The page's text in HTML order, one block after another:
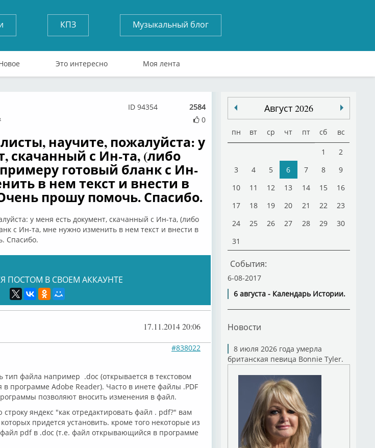
КПЗ Музыкальный блог
Это интересно Моя лента
2584
0
ID 94354
научите, пожалуйста: у
скачанный с Ин-та, (либо
готовый бланк с Ин-
в нем текст и внести в
прошу помочь. Спасибо.
у меня есть документ, скачанный с Ин-та, (либо
с Ин-та, мне нужно изменить в нем текст и внести в
Спасибо.
ПОСТОМ В СВОЕМ АККАУНТЕ
17.11.2014 20:06
#838022
файла например .doc (открывается в текстовом
программе Adobe Reader). Часто в инете файлы .PDF
позволяют вносить изменения в файл.
яндекс "как отредактировать файл . pdf?" вам
придется установить. кроме того некоторые из
pdf в .doc (т.е. файл открывающийся в программе
Август 2026
пн вт ср чт пт сб вс
1
2
3
4 5 6 7 8
9
10
11 12 13 14 15
16
17
18 19 20 21 22
23
24
25 26 27 28 29
30
31
События:
6-08-2017
6 августа - Календарь Истории.
Новости
8 июля 2026 года умерла
британская певица Bonnie Tyler.